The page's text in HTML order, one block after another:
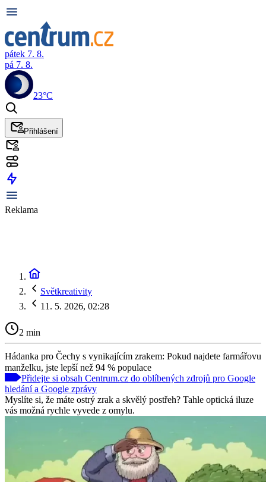
pátek 7. 8.
pá 7. 8.
23°C
Přihlášení
Reklama
Světkreativity
11. 5. 2026, 02:28
2 min
Hádanka pro Čechy s vynikajícím zrakem: Pokud najdete farmářovu
manželku, jste lepší než 94 % populace
Přidejte si obsah Centrum.cz do oblíbených zdrojů pro Google
hledání a Google zprávy
Myslíte si, že máte ostrý zrak a skvělý postřeh? Tahle optická iluze
vás možná rychle vyvede z omylu.